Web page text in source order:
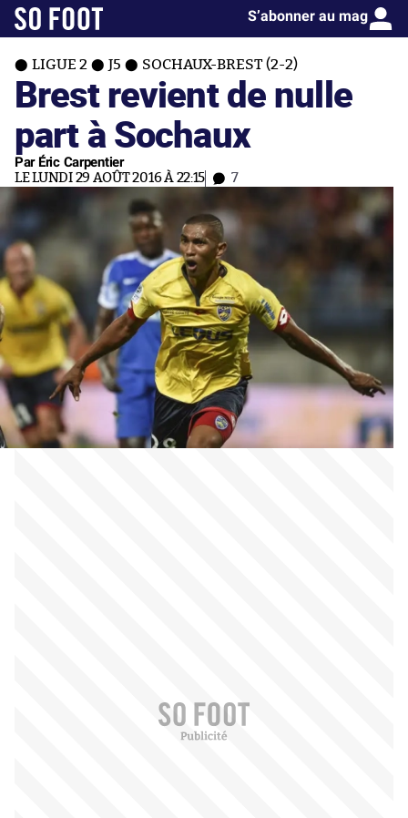
S’abonner au mag
LIGUE 2 J5 SOCHAUX-BREST (2-2)
Brest revient de nulle
part à Sochaux
Par Éric Carpentier
LE LUNDI 29 AOÛT 2016 À 22:15 7